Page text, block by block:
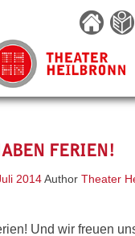
FERIEN!
2014Author Theater
Und wir freuen